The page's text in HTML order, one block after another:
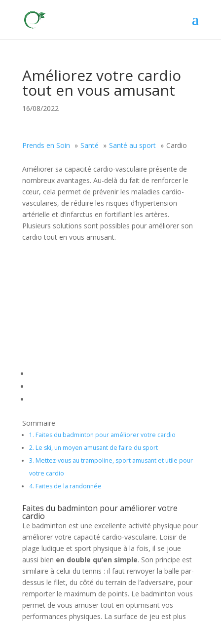
Améliorez votre cardio
tout en vous amusant
16/08/2022
Prends en Soin Santé Santé au sport Cardio
Améliorer sa capacité cardio-vasculaire présente de
nombreux avantages. Au-delà du fait de renforcer le
cœur, cela permet de prévenir les maladies cardio-
vasculaires, de réduire les risques d’hypertension
artérielle et d’infarctus en fortifiant les artères.
Plusieurs solutions sont possibles pour améliorer son
cardio tout en vous amusant.
Sommaire
1. Faites du badminton pour améliorer votre cardio
2. Le ski, un moyen amusant de faire du sport
3. Mettez-vous au trampoline, sport amusant et utile pour
votre cardio
4. Faites de la randonnée
Faites du badminton pour améliorer votre
cardio
Le badminton est une excellente activité physique pour
améliorer votre capacité cardio-vasculaire. Loisir de
plage ludique et sport physique à la fois, il se joue
aussi bien en double qu’en simple. Son principe est
similaire à celui du tennis : il faut renvoyer la balle par-
dessus le filet, du côté du terrain de l’adversaire, pour
remporter le maximum de points. Le badminton vous
permet de vous amuser tout en optimisant vos
performances physiques. La surface de jeu est plus